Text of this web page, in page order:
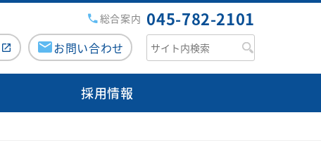
お問い合わせ
総合案内 045-782-2101
採用情報